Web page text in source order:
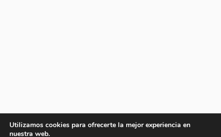
Utilizamos cookies para ofrecerte la mejor experiencia en
nuestra web.